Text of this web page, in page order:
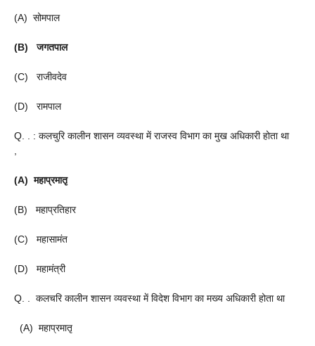
(A) सोमपाल
(B) जगतपाल
(C) राजीवदेव
(D) रामपाल
Q. . : कलचुरि कालीन शासन व्यवस्था में राजस्व विभाग का मुख अधिकारी होता था
(A) महाप्रमातृ
(B) महाप्रतिहार
(C) महासामंत
(D) महामंत्री
Q. . कलचरि कालीन शासन व्यवस्था में विदेश विभाग का मख्य अधिकारी होता था
(A) महाप्रमातृ